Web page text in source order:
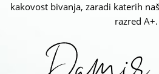
kakovost bivanja, zaradi katerih
razred A+.